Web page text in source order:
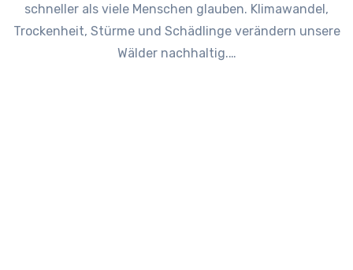
schneller als viele Menschen glauben. Klimawandel,
Trockenheit, Stürme und Schädlinge verändern unsere
Wälder nachhaltig.…